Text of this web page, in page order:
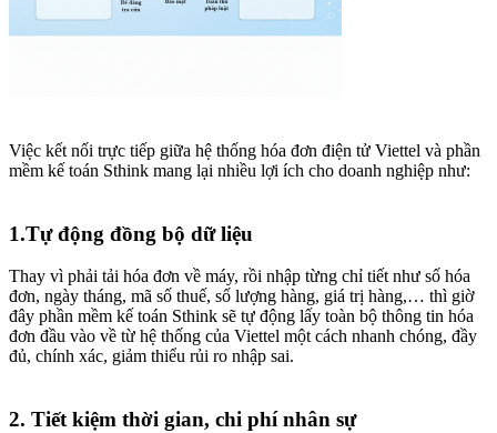
Việc kết nối trực tiếp giữa hệ thống hóa đơn điện tử Viettel và phần
mềm kế toán Sthink mang lại nhiều lợi ích cho doanh nghiệp như:
1.Tự động đồng bộ dữ liệu
Thay vì phải tải hóa đơn về máy, rồi nhập từng chỉ tiết như số hóa
đơn, ngày tháng, mã số thuế, số lượng hàng, giá trị hàng,… thì giờ
đây phần mềm kế toán Sthink sẽ tự động lấy toàn bộ thông tin hóa
đơn đầu vào về từ hệ thống của Viettel một cách nhanh chóng, đầy
đủ, chính xác, giảm thiểu rủi ro nhập sai.
2. Tiết kiệm thời gian, chi phí nhân sự